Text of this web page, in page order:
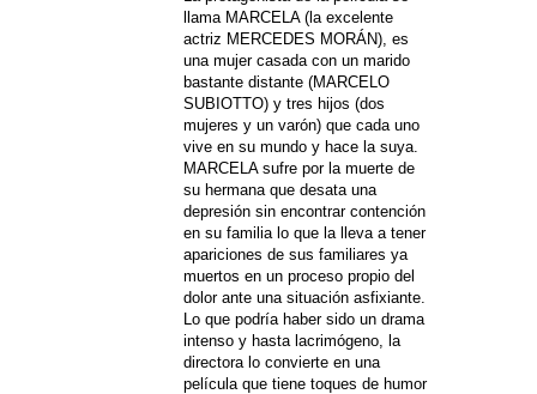
llama MARCELA (la excelente
actriz MERCEDES MORÁN), es
una mujer casada con un marido
bastante distante (MARCELO
SUBIOTTO) y tres hijos (dos
mujeres y un varón) que cada uno
vive en su mundo y hace la suya.
MARCELA sufre por la muerte de
su hermana que desata una
depresión sin encontrar contención
en su familia lo que la lleva a tener
apariciones de sus familiares ya
muertos en un proceso propio del
dolor ante una situación asfixiante.
Lo que podría haber sido un drama
intenso y hasta lacrimógeno, la
directora lo convierte en una
película que tiene toques de humor